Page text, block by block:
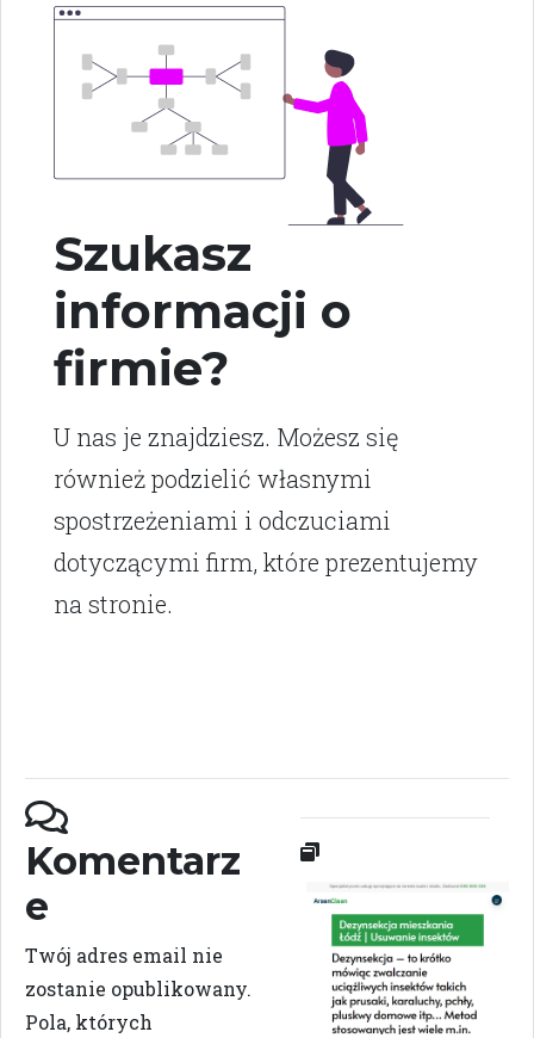
Szukasz
informacji o
firmie?
U nas je znajdziesz. Możesz się
również podzielić własnymi
spostrzeżeniami i odczuciami
dotyczącymi firm, które prezentujemy
na stronie.
Komentarz
e
Twój adres email nie
zostanie opublikowany.
Pola, których